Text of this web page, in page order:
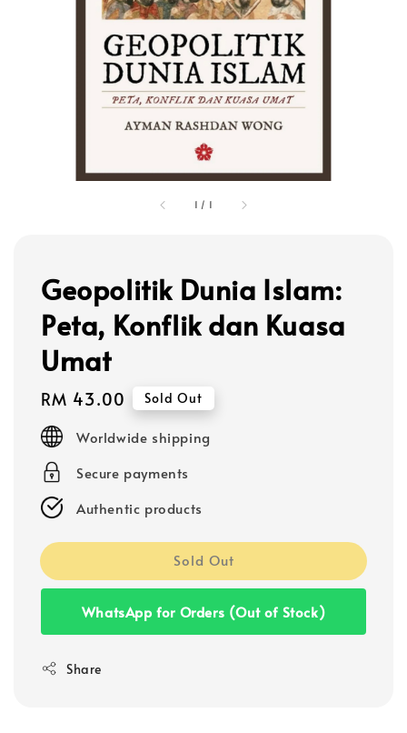
1 / 1
Geopolitik Dunia Islam:
Peta, Konflik dan Kuasa
Umat
Regular
price
RM 43.00 Sold Out
Worldwide shipping
Secure payments
Authentic products
Sold Out
WhatsApp for Orders (Out of Stock)
Share